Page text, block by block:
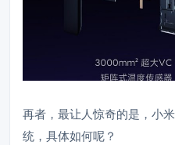
再者，最让人惊奇的是，小
统，具体如何呢？